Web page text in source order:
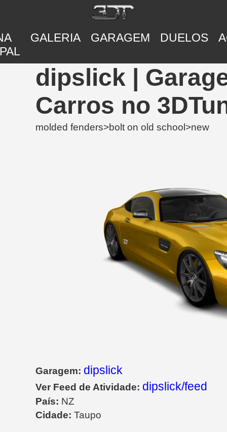
GALERIA GARAGEM DUELOS
dipslick |
Carros no
molded fenders>bolt on old school>new
Garagem: dipslick
Ver Feed de Atividade: dipslick/feed
País: NZ
Cidade: Taupo